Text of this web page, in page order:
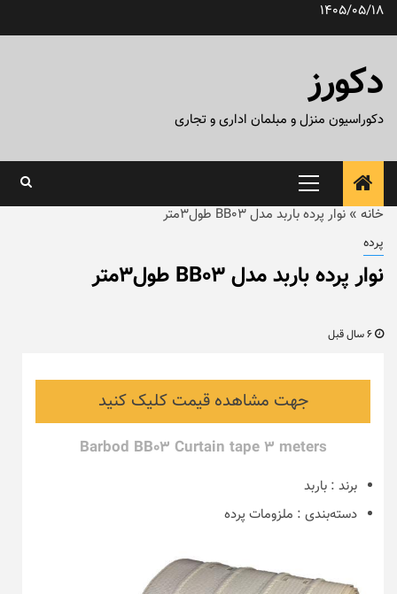
پرش1405/05/18
دکورز
دکوراسیون منزل و مبلمان اداری و تجاری
منوی
اصلی
خانه » نوار پرده باربد مدل BB03 طول۳متر
پرده
نوار پرده باربد مدل BB03 طول۳متر
جهت مشاهده قیمت کلیک کنید
Barbod BB03 Curtain tape 3 meters
برند : باربد
دسته‌بندی : ملزومات پرده